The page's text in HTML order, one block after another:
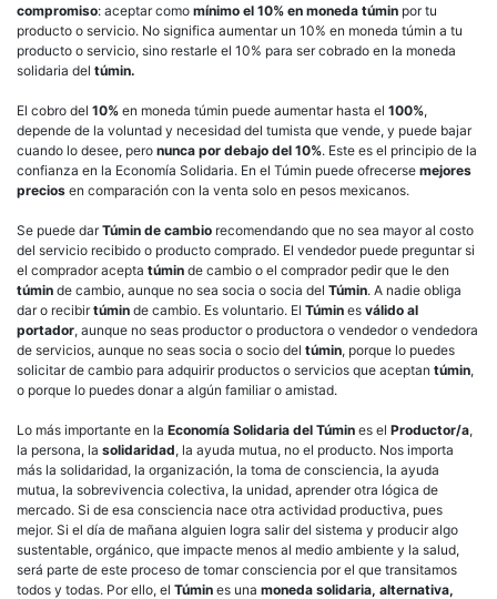
compromiso: aceptar como mínimo el 10% en moneda túmin por tu
producto o servicio. No significa aumentar un 10% en moneda túmin a tu
producto o servicio, sino restarle el 10% para ser cobrado en la moneda
solidaria del túmin.
El cobro del 10% en moneda túmin puede aumentar hasta el 100%,
depende de la voluntad y necesidad del tumista que vende, y puede bajar
cuando lo desee, pero nunca por debajo del 10%. Este es el principio de la
confianza en la Economía Solidaria. En el Túmin puede ofrecerse mejores
precios en comparación con la venta solo en pesos mexicanos.
Se puede darTúmin de cambio recomendando que no sea mayor al costo
del servicio recibido o producto comprado. El vendedor puede preguntar si
el comprador acepta túmin de cambio o el comprador pedir que le den
túmin de cambio, aunque no sea socia o socia del Túmin. A nadie obliga
dar o recibirtúmin de cambio. Es voluntario. El Túmin es válido al
portador, aunque no seas productor o productora o vendedor o vendedora
de servicios, aunque no seas socia o socio del túmin, porque lo puedes
solicitar de cambio para adquirir productos o servicios que aceptan túmin,
o porque lo puedes donar a algún familiar o amistad.
Lo más importante en la Economía Solidaria del Túmin es el Productor/a,
la persona, la solidaridad, la ayuda mutua, no el producto. Nos importa
más la solidaridad, la organización, la toma de consciencia, la ayuda
mutua, la sobrevivencia colectiva, la unidad, aprender otra lógica de
mercado. Si de esa consciencia nace otra actividad productiva, pues
mejor. Si el día de mañana alguien logra salir del sistema y producir algo
sustentable, orgánico, que impacte menos al medio ambiente y la salud,
será parte de este proceso de tomar consciencia por el que transitamos
todos y todas. Por ello, el Túmin es una moneda solidaria, alternativa,